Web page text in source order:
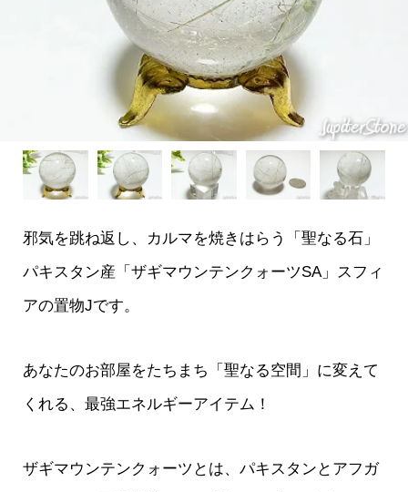
邪気を跳ね返し、カルマを焼きはらう「聖なる石」
パキスタン産「ザギマウンテンクォーツSA」スフィ
アの置物Jです。
あなたのお部屋をたちまち「聖なる空間」に変えて
くれる、最強エネルギーアイテム！
ザギマウンテンクォーツとは、パキスタンとアフガ